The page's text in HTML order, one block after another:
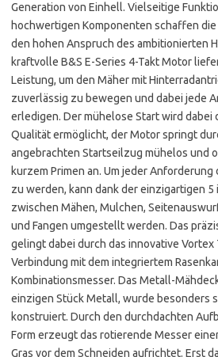
Generation von Einhell. Vielseitige
hochwertigen Komponenten schaffen
den hohen Anspruch des ambitionierten
kraftvolle B&S E-Series 4-Takt Motor
Leistung, um den Mäher mit
zuverlässig zu bewegen und dabei jede
erledigen. Der mühelose Start wird dabei
Qualität ermöglicht, der Motor springt
angebrachten Startseilzug mühelos und
kurzem Primen an. Um jeder
zu werden, kann dank der einzigartigen
zwischen Mähen, Mulchen,
und Fangen umgestellt werden. Das
gelingt dabei durch das innovative Vortex
Verbindung mit dem integriertem
Kombinationsmesser. Das Metall-
einzigen Stück Metall, wurde besonders
konstruiert. Durch den durchdachten
Form erzeugt das rotierende Messer
Gras vor dem Schneiden aufrichtet. Erst